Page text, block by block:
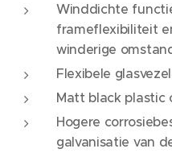
Winddichte
frameflexibiliteit
winderige
Flexibele
Matt black plastic
Hogere
galvanisatie van